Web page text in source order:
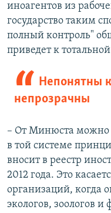
иноагентов из
государство таким
полный контроль"
приведет к
Непонятны
непрозрачны
– От Минюста можно
в той системе
вносит в реестр
2012 года. Это
организаций, когда
экологов, зоологов